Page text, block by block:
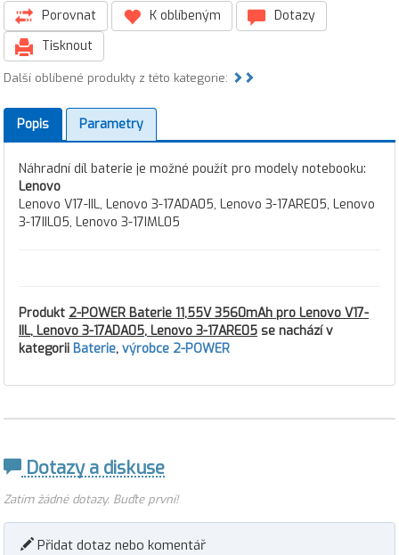
Porovnat K oblíbeným
Dotazy
Tisknout
Další oblíbené produkty z této kategorie:
Popis Parametry
Náhradní díl baterie je možné použít pro modely notebooku:
Lenovo
Lenovo V17-IIL, Lenovo 3-17ADA05, Lenovo 3-17ARE05, Lenovo
3-17IIL05, Lenovo 3-17IML05
Produkt 2-POWER Baterie 11,55V 3560mAh pro Lenovo V17-
IIL, Lenovo 3-17ADA05, Lenovo 3-17ARE05 se nachází v
kategorii Baterie, výrobce 2-POWER
Dotazy a diskuse
Zatím žádné dotazy. Buďte první!
Přidat dotaz nebo komentář